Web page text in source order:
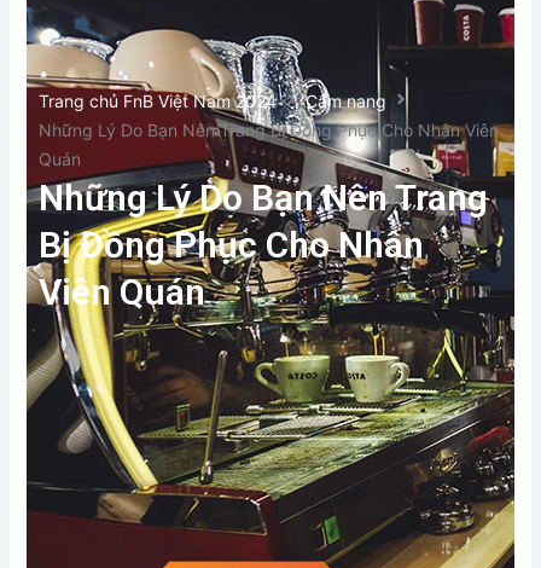
Trang chủ FnB Việt Nam 2024
Cẩm nang
Những Lý Do Bạn Nên Trang Bị Đồng Phục Cho Nhân Viên
Quán
Những Lý Do Bạn Nên Trang
Bị Đồng Phục Cho Nhân
Viên Quán